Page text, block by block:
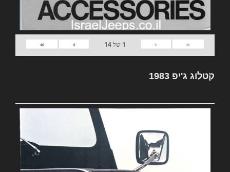
«
‹
1 של14
›
»
קטלוג ג'יפ 1983